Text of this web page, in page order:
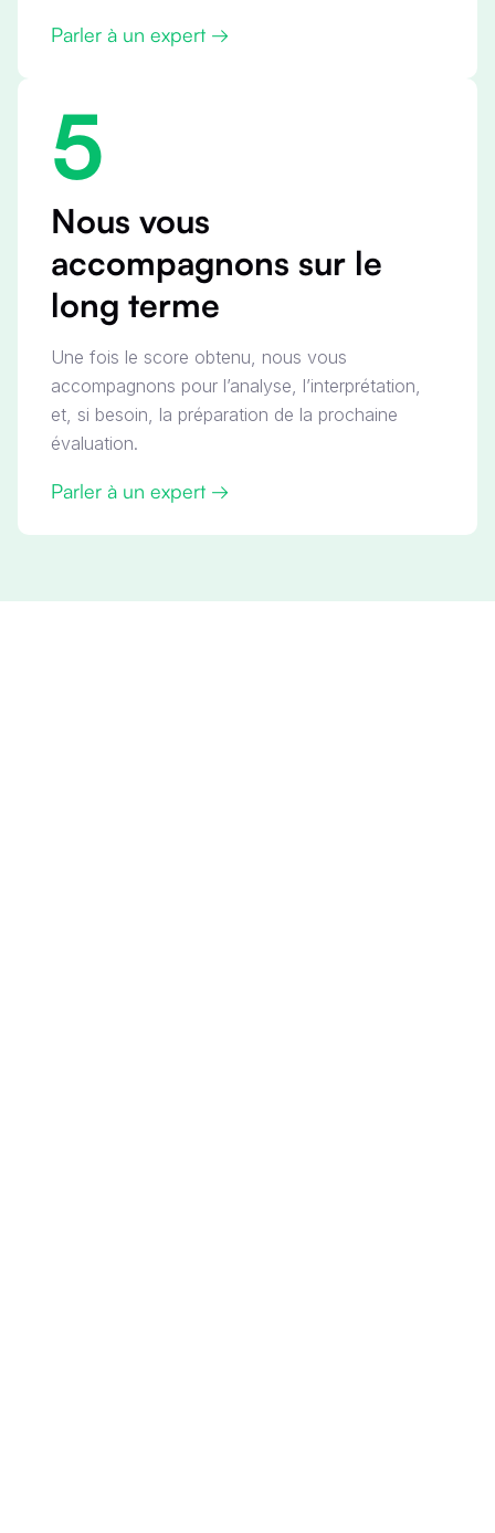
Parler à un expert →
5
Nous vous
accompagnons sur le
long terme
Une fois le score obtenu, nous vous
accompagnons pour l’analyse, l’interprétation,
et, si besoin, la préparation de la prochaine
évaluation.
Parler à un expert →